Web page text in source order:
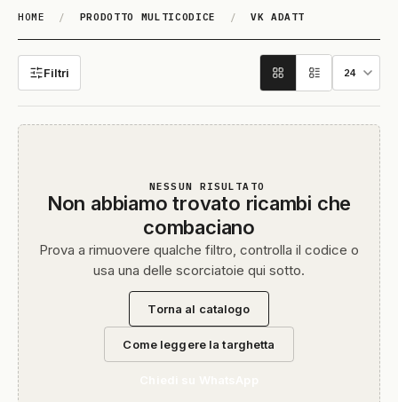
HOME / PRODOTTO MULTICODICE / VK ADATT
VK ADATT
Filtri
NESSUN RISULTATO
Non abbiamo trovato ricambi che
combaciano
Prova a rimuovere qualche filtro, controlla il codice o
usa una delle scorciatoie qui sotto.
Torna al catalogo
Come leggere la targhetta